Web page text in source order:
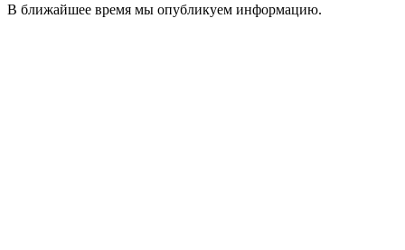
В ближайшее время мы опубликуем информацию.